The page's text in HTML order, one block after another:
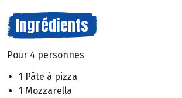
Ingrédients
Pour 4 personnes
1 Pâte à pizza
1 Mozzarella